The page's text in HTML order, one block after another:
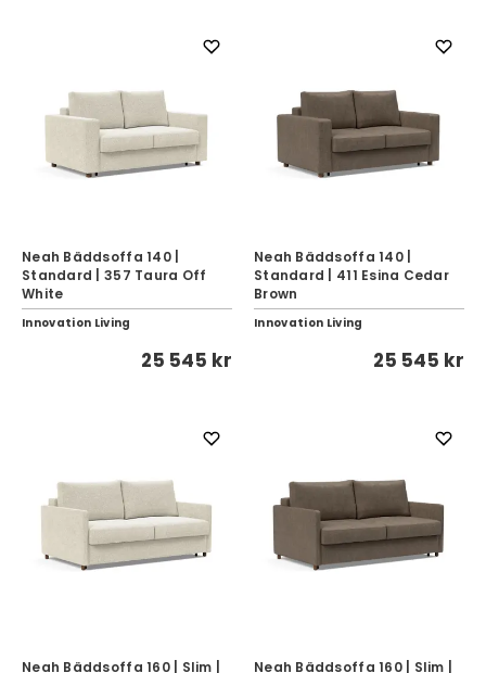
Neah Bäddsoffa 140 |
Standard | 357 Taura Off
White
Innovation Living
25 545 kr
Neah Bäddsoffa 140 |
Standard | 411 Esina Cedar
Brown
Innovation Living
25 545 kr
Neah Bäddsoffa 160 | Slim | Neah Bäddsoffa 160 | Slim |